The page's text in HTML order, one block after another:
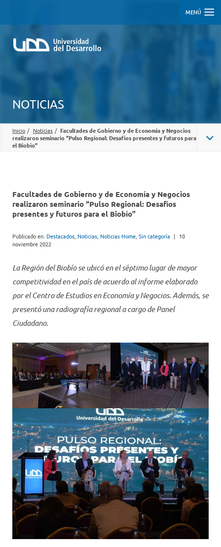
MENÚ
NOTICIAS
Inicio / Noticias / Facultades de Gobierno y de Economía y Negocios
realizaron seminario “Pulso Regional: Desafíos presentes y futuros para
el Biobío”
Facultades de Gobierno y de Economía y Negocios
realizaron seminario “Pulso Regional: Desafíos
presentes y futuros para el Biobío”
Publicado en: Destacados Noticias Noticias Home Sin categoría |
10
noviembre 2022
La Región del Biobío se ubicó en el séptimo lugar de mayor
competitividad en el país de acuerdo al informe elaborado
por el Centro de Estudios en Economía y Negocios. Además, se
presentó una radiografía regional a cargo de Panel
Ciudadano.